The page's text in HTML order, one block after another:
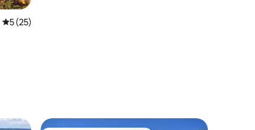
5 de uma avaliação média de 5, 25 avaliações
5 (25)